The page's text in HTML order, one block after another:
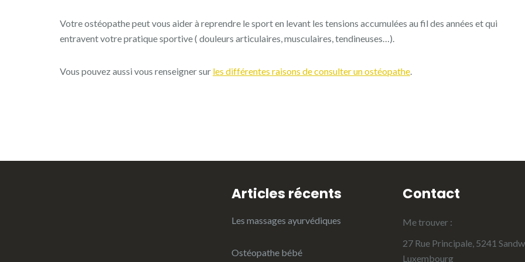
Votre ostéopathe peut vous aider à reprendre le sport en levant les tensions accumulées au fil des années et qui
entravent votre pratique sportive ( douleurs articulaires, musculaires, tendineuses…).
Vous pouvez aussi vous renseigner sur les différentes raisons de consulter un ostéopathe.
Articles récents
Les massages ayurvédiques
Ostéopathe bébé
Contact
Me trouver :
27 Rue Principale, 5241
Luxembourg